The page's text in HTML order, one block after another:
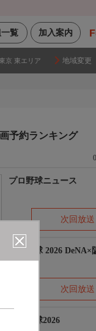
加入案内
覧
東京 東エリア 地域変更
予約ランキング
プロ野球ニュース
次回放送
プロ野球 2026 DeNA×
次回放送
プロ野球2026